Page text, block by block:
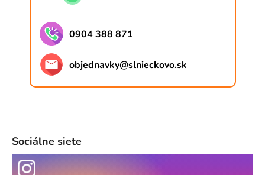
u
0904 388 871
objednavky@slnieckovo.sk
Sociálne siete